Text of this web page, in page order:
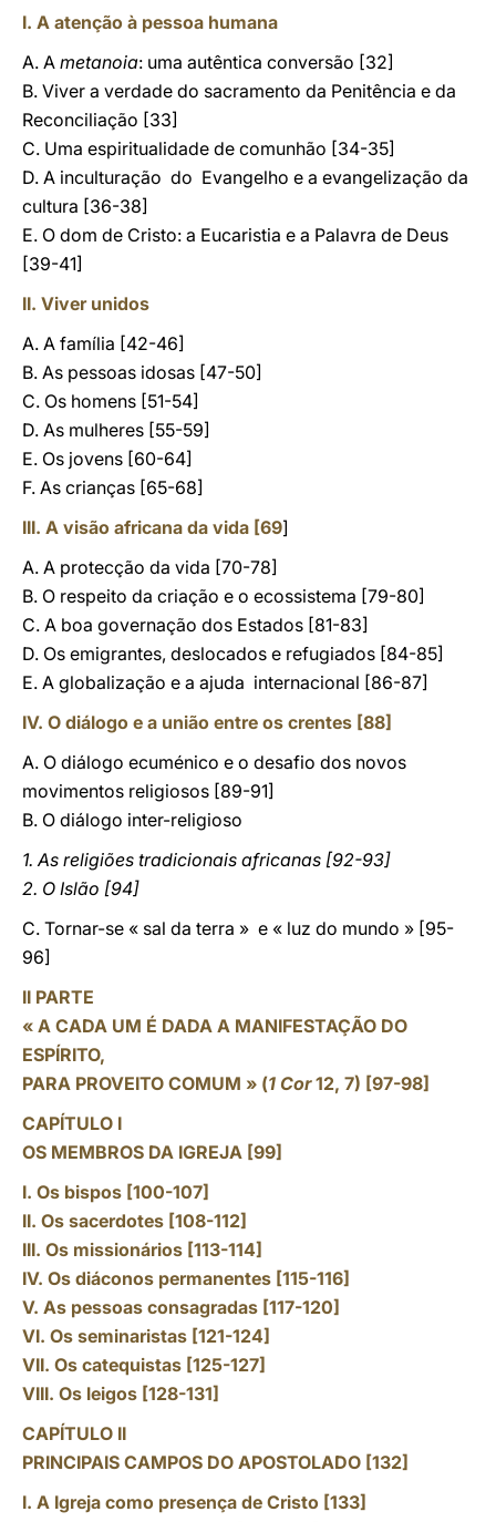
I. A atenção à pessoa humana
A. A metanoia: uma autêntica conversão [32]
B. Viver a verdade do sacramento da Penitência e da
Reconciliação [33]
C. Uma espiritualidade de comunhão [34-35]
D. A inculturação do Evangelho e a evangelização da
cultura [36-38]
E. O dom de Cristo: a Eucaristia e a Palavra de Deus
[39-41]
II. Viver unidos
A. A família [42-46]
B. As pessoas idosas [47-50]
C. Os homens [51-54]
D. As mulheres [55-59]
E. Os jovens [60-64]
F. As crianças [65-68]
III. A visão africana da vida [69]
A. A protecção da vida [70-78]
B. O respeito da criação e o ecossistema [79-80]
C. A boa governação dos Estados [81-83]
D. Os emigrantes, deslocados e refugiados [84-85]
E. A globalização e a ajuda internacional [86-87]
IV. O diálogo e a união entre os crentes [88]
A. O diálogo ecuménico e o desafio dos novos
movimentos religiosos [89-91]
B. O diálogo inter-religioso
1. As religiões tradicionais africanas [92-93]
2. O Islão [94]
C. Tornar-se « sal da terra » e « luz do mundo » [95-
96]
II PARTE
« A CADA UM É DADA A MANIFESTAÇÃO DO
ESPÍRITO,
PARA PROVEITO COMUM » (1 Cor12, 7) [97-98]
CAPÍTULO I
OS MEMBROS DA IGREJA [99]
I. Os bispos [100-107]
II. Os sacerdotes [108-112]
III. Os missionários [113-114]
IV. Os diáconos permanentes [115-116]
V. As pessoas consagradas [117-120]
VI. Os seminaristas [121-124]
VII. Os catequistas [125-127]
VIII. Os leigos [128-131]
CAPÍTULO II
PRINCIPAIS CAMPOS DO APOSTOLADO [132]
I. A Igreja como presença de Cristo [133]